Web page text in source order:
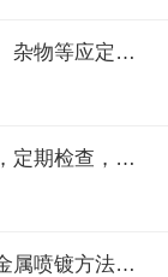
[填空题] 闸门表面附着物、泥沙、污垢、杂物等应定期清除，闸门的（）应保持牢固。
[填空题] 水闸的检查工作包括经常检查，定期检查，特别检查和（）。
[填空题] 工作在淡水中的钢闸门，采用金属喷镀方法防腐时，所采用的金属一般是选用（），而海水中则选用铝、铝合金或铝基合金。